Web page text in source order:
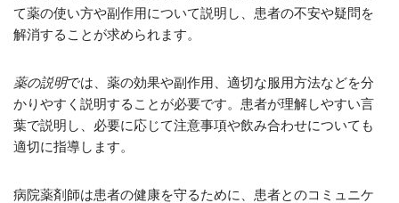
て薬の使い方や副作用について説明し、患者の不安や疑問を
解消することが求められます。
薬の説明では、薬の効果や副作用、適切な服用方法などを分
かりやすく説明することが必要です。患者が理解しやすい言
葉で説明し、必要に応じて注意事項や飲み合わせについても
適切に指導します。
病院薬剤師は患者の健康を守るために、患者とのコミュニケ